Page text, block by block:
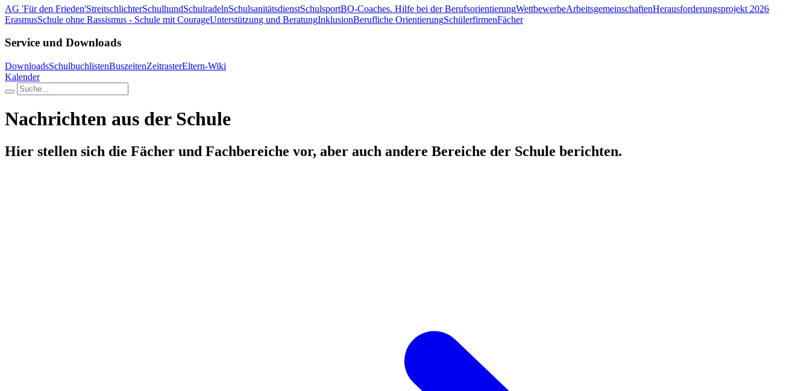
AG 'Für den Frieden'StreitschlichterSchulhundSchulradelnSchulsanitätsdienstSchulsportBO-Coaches. Hilfe bei der BerufsorientierungWettbewerbeArbeitsgemeinschaftenHerausforderungsprojekt 2026
ErasmusSchule ohne Rassismus - Schule mit CourageUnterstützung und BeratungInklusionBerufliche OrientierungSchülerfirmenFächer
Service und Downloads
DownloadsSchulbuchlistenBuszeitenZeitrasterEltern-Wiki
Kalender
Nachrichten aus der Schule
Hier stellen sich die Fächer und Fachbereiche vor, aber auch andere Bereiche der Schule berichten.